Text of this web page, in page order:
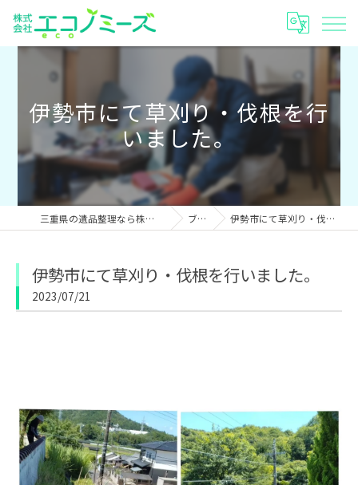
伊勢市にて草刈り・伐根を行
いました。
三重県の遺品整理なら株式会社エコノミーズ ブログ 伊勢市にて草刈り・伐根を行いました。
伊勢市にて草刈り・伐根を行いました。
2023/07/21